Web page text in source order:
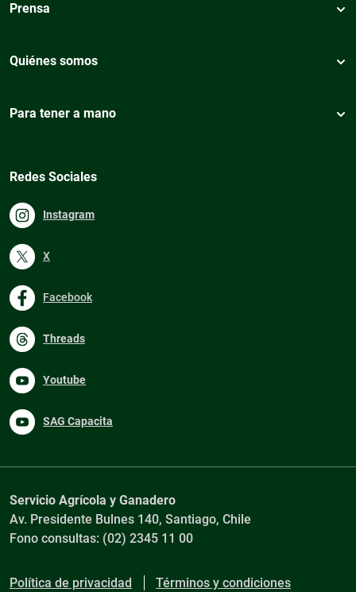
Prensa
Quiénes somos
Para tener a mano
Redes Sociales
Instagram
X
Facebook
Threads
Youtube
SAG Capacita
Servicio Agrícola y Ganadero
Av. Presidente Bulnes 140, Santiago, Chile
Fono consultas: (02) 2345 11 00
Política de privacidad Términos y condiciones